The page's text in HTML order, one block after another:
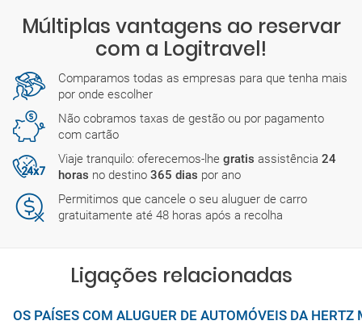
Múltiplas vantagens ao reservar
com a Logitravel!
Comparamos todas as empresas para que tenha mais
por onde escolher
Não cobramos taxas de gestão ou por pagamento
com cartão
Viaje tranquilo: oferecemos-lhe gratis assistência 24
horas no destino 365 dias por ano
Permitimos que cancele o seu aluguer de carro
gratuitamente até 48 horas após a recolha
Ligações relacionadas
OS PAÍSES COM ALUGUER DE AUTOMÓVEIS DA HERTZ